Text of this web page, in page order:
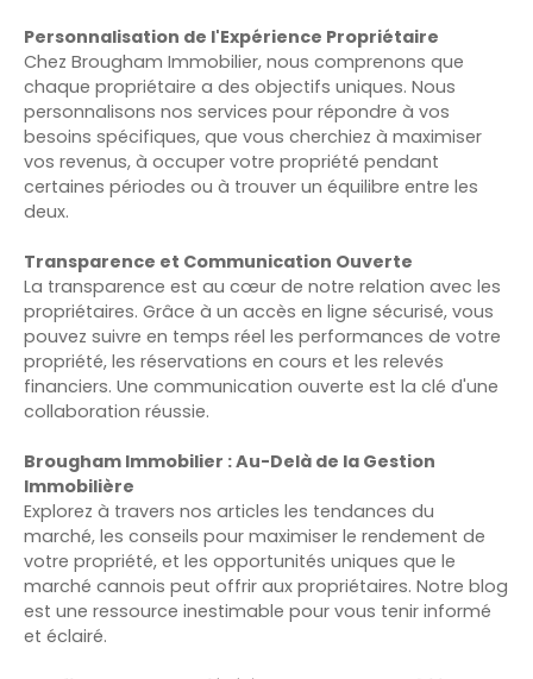
Personnalisation de l'Expérience Propriétaire
Chez Brougham Immobilier, nous comprenons que
chaque propriétaire a des objectifs uniques. Nous
personnalisons nos services pour répondre à vos
besoins spécifiques, que vous cherchiez à maximiser
vos revenus, à occuper votre propriété pendant
certaines périodes ou à trouver un équilibre entre les
deux.
Transparence et Communication Ouverte
La transparence est au cœur de notre relation avec les
propriétaires. Grâce à un accès en ligne sécurisé, vous
pouvez suivre en temps réel les performances de votre
propriété, les réservations en cours et les relevés
financiers. Une communication ouverte est la clé d'une
collaboration réussie.
Brougham Immobilier : Au-Delà de la Gestion
Immobilière
Explorez à travers nos articles les tendances du
marché, les conseils pour maximiser le rendement de
votre propriété, et les opportunités uniques que le
marché cannois peut offrir aux propriétaires. Notre blog
est une ressource inestimable pour vous tenir informé
et éclairé.